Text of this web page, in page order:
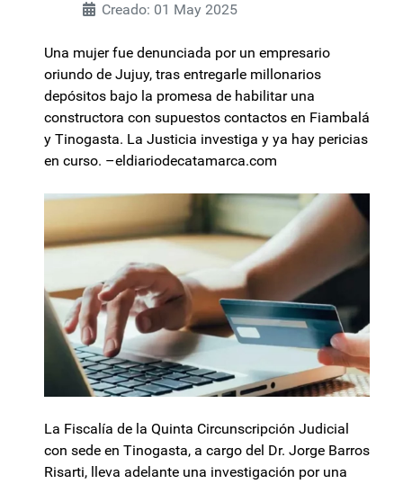
Creado: 01 May 2025
Una mujer fue denunciada por un empresario
oriundo de Jujuy, tras entregarle millonarios
depósitos bajo la promesa de habilitar una
constructora con supuestos contactos en Fiambalá
y Tinogasta. La Justicia investiga y ya hay pericias
en curso. –eldiariodecatamarca.com
La Fiscalía de la Quinta Circunscripción Judicial
con sede en Tinogasta, a cargo del Dr. Jorge Barros
Risarti, lleva adelante una investigación por una